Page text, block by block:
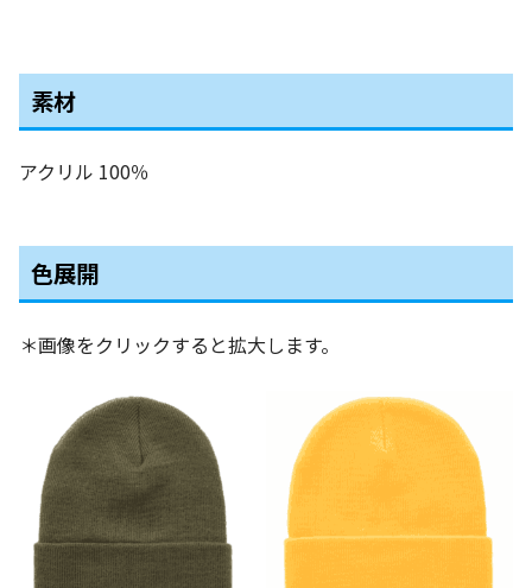
素材
アクリル 100％
色展開
＊画像をクリックすると拡大します。